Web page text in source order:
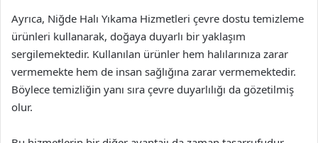
Ayrıca, Niğde Halı Yıkama Hizmetleri çevre dostu temizleme
ürünleri kullanarak, doğaya duyarlı bir yaklaşım
sergilemektedir. Kullanılan ürünler hem halılarınıza zarar
vermemekte hem de insan sağlığına zarar vermemektedir.
Böylece temizliğin yanı sıra çevre duyarlılığı da gözetilmiş
olur.